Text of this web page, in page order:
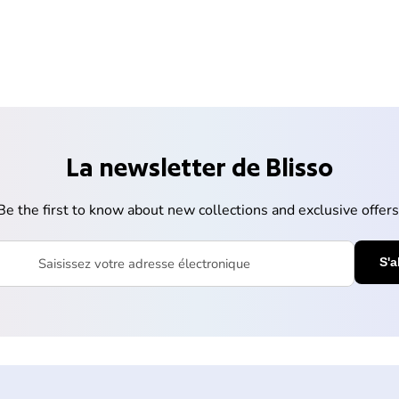
La newsletter de Blisso
the first to know about new collections and exclusive
votre adresse électronique